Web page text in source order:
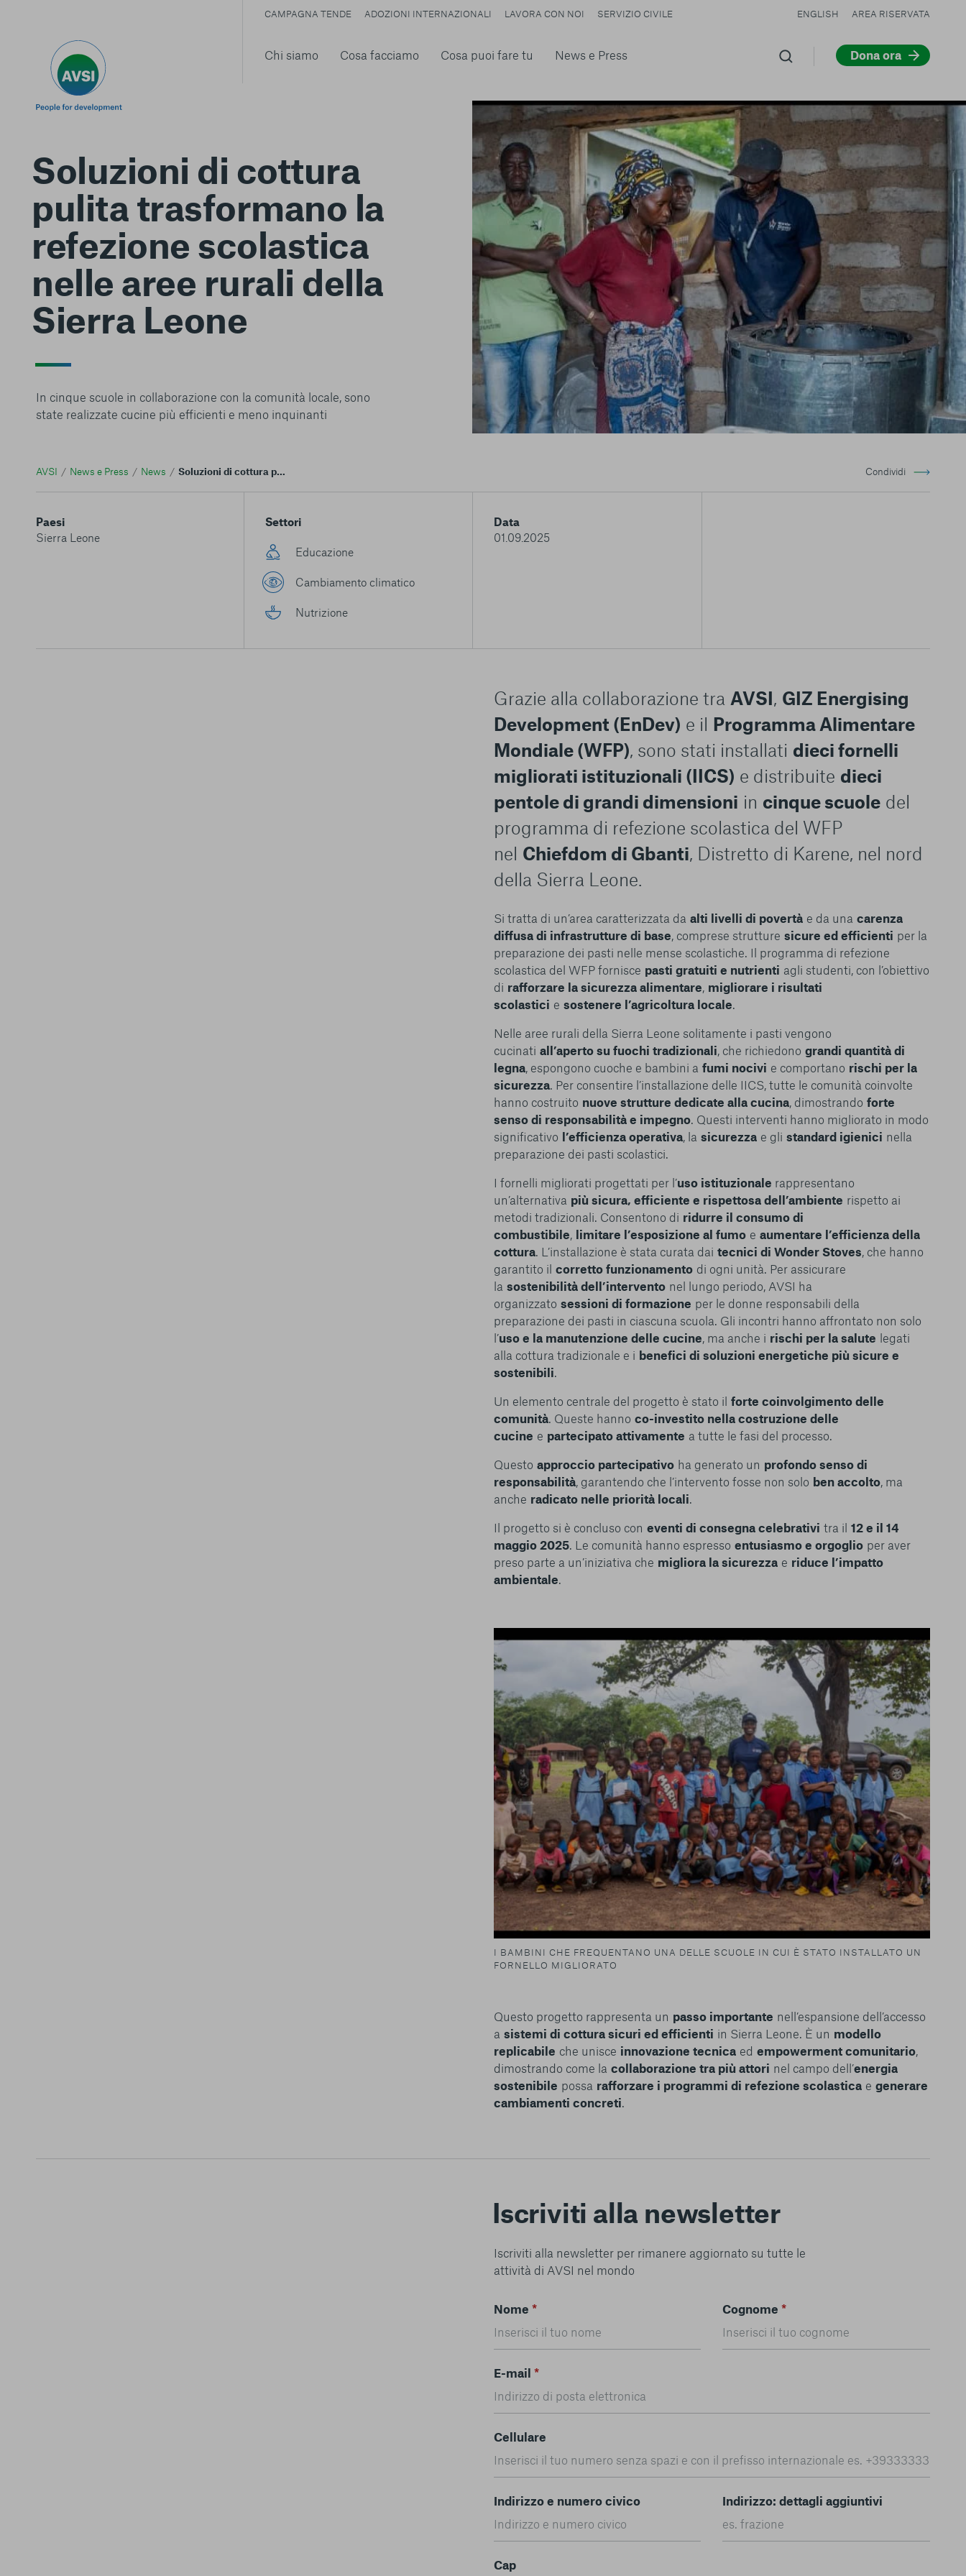
Centro preferenze sulla privacy
I cookie e altre tecnologie simili sono una parte fondamentale del funzionamento
navigazione più comoda ed efficiente, nonché consentirci di migliorare i nostri
servizi e la Piattaforma stessa. Inoltre, i cookie vengono utilizzati per mostrare
pubblicità che risulti interessante per l’utente quando visita i siti Web e le app di
terzi. Qui sono disponibili tutte le informazioni sui cookie che utilizziamo e sarà
selezione relativa ai cookie effettuata verrà salvata. Se non è stata selezionata
alcuna opzione, premere questo pulsante equivarrà a rifiutare tutti i cookie. Per
ulteriori informazioni, è possibile consultare la nostraUlteriori informazioni
Consenti tutti
Chi siamo Cosa facciamo Cosa puoi fare tu News e Press Dona ora
CAMPAGNA TENDE ADOZIONI INTERNAZIONALI LAVORA CON NOI SERVIZIO CIVILE ENGLISH AREA RISERVATA
Soluzioni di cottura
pulita trasformano la
refezione scolastica
nelle aree rurali della
Sierra Leone
In cinque scuole in collaborazione con la comunità locale, sono
state realizzate cucine più efficienti e meno inquinanti
AVSI News e Press News Soluzioni di cottura pulita trasformano la refezione scolastica nelle aree rurali della Sierra Leone Condividi
Paesi
Sierra Leone
Settori
Educazione
Cambiamento climatico
Nutrizione
Data
01.09.2025
Grazie alla collaborazione tra AVSI, GIZ Energising
Development (EnDev) e il Programma Alimentare
Mondiale (WFP), sono stati installati dieci fornelli
migliorati istituzionali (IICS) e distribuite dieci
pentole di grandi dimensioni in cinque scuoledel
programma di refezione scolastica del WFP
nel Chiefdom di Gbanti, Distretto di Karene, nel nord
della Sierra Leone.
Si tratta di un’area caratterizzata da alti livelli di povertàe da una carenza
diffusa di infrastrutture di base, comprese strutture sicure ed efficienti per la
preparazione dei pasti nelle mense scolastiche. Il programma di refezione
scolastica del WFP fornisce pasti gratuiti e nutrienti agli studenti, con l’obiettivo
di rafforzare la sicurezza alimentare, migliorare i risultati
scolastici e sostenere l’agricoltura locale.
Nelle aree rurali della Sierra Leone solitamente i pasti vengono
cucinati all’aperto su fuochi tradizionali, che richiedono grandi quantità di
legna, espongono cuoche e bambini a fumi nocivi e comportano rischi per la
sicurezza. Per consentire l’installazione delle IICS, tutte le comunità coinvolte
hanno costruito nuove strutture dedicate alla cucina, dimostrando forte
senso di responsabilità e impegno. Questi interventi hanno migliorato in modo
significativo l’efficienza operativa, la sicurezzae gli standard igienici nella
preparazione dei pasti scolastici.
I fornelli migliorati progettati per l’uso istituzionale rappresentano
un’alternativa più sicura, efficiente e rispettosa dell’ambiente rispetto ai
metodi tradizionali. Consentono di ridurre il consumo di
combustibile, limitare l’esposizione al fumoe aumentare l’efficienza della
cottura. L’installazione è stata curata dai tecnici di Wonder Stoves, che hanno
garantito il corretto funzionamentodi ogni unità. Per assicurare
la sostenibilità dell’interventonel lungo periodo, AVSI ha
organizzato sessioni di formazione per le donne responsabili della
preparazione dei pasti in ciascuna scuola. Gli incontri hanno affrontato non solo
l’uso e la manutenzione delle cucine, ma anche i rischi per la salute legati
alla cottura tradizionale e i benefici di soluzioni energetiche più sicure e
sostenibili.
Un elemento centrale del progetto è stato il forte coinvolgimento delle
comunità. Queste hanno co-investito nella costruzione delle
cucine e partecipato attivamente a tutte le fasi del processo.
Questo approccio partecipativoha generato un profondo senso di
responsabilità, garantendo che l’intervento fosse non solo ben accolto, ma
anche radicato nelle priorità locali.
Il progetto si è concluso con eventi di consegna celebrativi tra il 12 e il 14
maggio 2025. Le comunità hanno espresso entusiasmo e orgoglioper aver
preso parte a un’iniziativa che migliora la sicurezzae riduce l’impatto
ambientale.
I BAMBINI CHE FREQUENTANO UNA DELLE SCUOLE IN CUI È STATO INSTALLATO UN
FORNELLO MIGLIORATO
Questo progetto rappresenta un passo importante nell’espansione dell’accesso
a sistemi di cottura sicuri ed efficienti in Sierra Leone. È un modello
replicabile che unisce innovazione tecnicaed empowerment comunitario,
dimostrando come la collaborazione tra più attori nel campo dell’energia
sostenibile possa rafforzare i programmi di refezione scolasticae generare
cambiamenti concreti.
Iscriviti alla newsletter
Iscriviti alla newsletter per rimanere aggiornato su tutte le
attività di AVSI nel mondo
Nome * Cognome *
E-mail *
Cellulare
Indirizzo e numero civico Indirizzo: dettagli aggiuntivi
Cap